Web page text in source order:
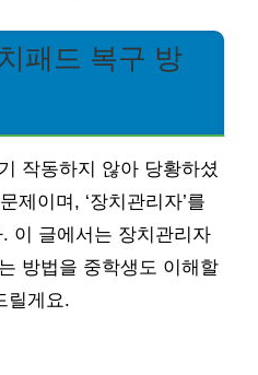
패드 복구 방
작동하지 않아 당황하셨
제이며, ‘장치관리자’를
이 글에서는 장치관리자
방법을 중학생도 이해할
릴게요.